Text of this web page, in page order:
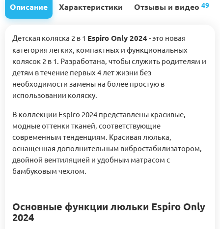
Описание Характеристики Отзывы и видео 49
Детская коляска 2 в 1 Espiro Only 2024 - это новая
категория легких, компактных и функциональных
колясок 2 в 1. Разработана, чтобы служить родителям и
детям в течение первых 4 лет жизни без
необходимости замены на более простую в
использовании коляску.
В коллекции Espiro 2024 представлены красивые,
модные оттенки тканей, соответствующие
современным тенденциям. Красивая люлька,
оснащенная дополнительным вибростабилизатором,
двойной вентиляцией и удобным матрасом с
бамбуковым чехлом.
Основные функции люльки Espiro Only
2024